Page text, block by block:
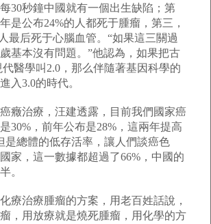
30秒鐘中國就有一個出生缺陷；第
是公布24%的人都死于腫瘤，第三，
最后死于心腦血管。“如果這三關過
基本沒有問題。”他認為，如果把古
醫學叫2.0，那么伴隨著基因科學的
入3.0的時代。
癥治療，汪建透露，目前我們國家癌
30%，前年公布是28%，這兩年提高
是總體的低存活率，讓人們談癌色
家，這一數據都超過了66%，中國的
。
療治療腫瘤的方案，用老百姓話說，
，用放療就是燒死腫瘤，用化學的方